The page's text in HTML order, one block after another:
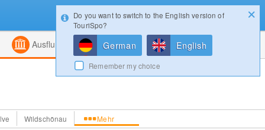
Kombiniert
Ausflugsziele Magazin
Wildschönau Mehr
Login
Do you want to switch to the English version of
TouriSpo?
German English
Remember my choice
Konfigurator Gewinnspiele